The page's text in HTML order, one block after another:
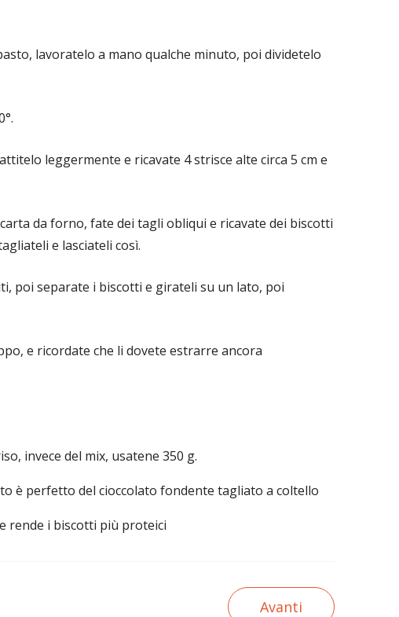
lavoratelo a mano qualche minuto, poi dividetelo
leggermente e ricavate 4 strisce alte circa 5 cm e
da forno, fate dei tagli obliqui e ricavate dei biscotti
e lasciateli così.
poi separate i biscotti e girateli su un lato, poi
e ricordate che li dovete estrarre ancora
invece del mix, usatene 350 g.
è perfetto del cioccolato fondente tagliato a coltello
rende i biscotti più proteici
Avanti